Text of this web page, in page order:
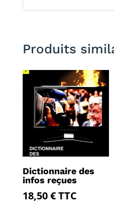
Produits
Dictionnaire des
infos reçues
18,50€TTC